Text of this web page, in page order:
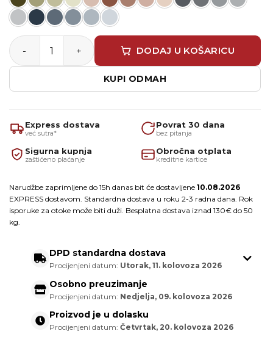
Akrilna boja za zidove HSAN Premium količina
DODAJ U KOŠARICU
KUPI ODMAH
Express dostava
već sutra*
Povrat 30 dana
bez pitanja
Sigurna kupnja
zaštićeno plaćanje
Obročna otplata
kreditne kartice
Narudžbe zaprimljene do 15h danas bit će dostavljene 10.08.2026
EXPRESS dostavom. Standardna dostava u roku 2-3 radna dana. Rok
isporuke za otoke može biti duži. Besplatna dostava iznad 130€ do 50
kg.
DPD standardna dostava
Procijenjeni datum: Utorak, 11. kolovoza 2026
Osobno preuzimanje
Procijenjeni datum: Nedjelja, 09. kolovoza 2026
Proizvod je u dolasku
Procijenjeni datum: Četvrtak, 20. kolovoza 2026